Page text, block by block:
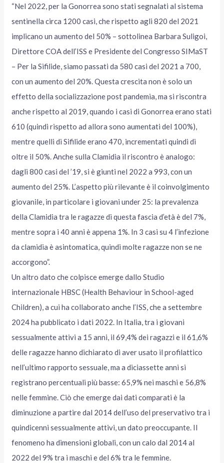
“Nel 2022, per la Gonorrea sono stati segnalati al sistema
sentinella circa 1200 casi, che rispetto agli 820 del 2021
implicano un aumento del 50% – sottolinea Barbara Suligoi,
Direttore COA dell’ISS e Presidente del Congresso SIMaST
– Per la Sifilide, siamo passati da 580 casi del 2021 a 700,
con un aumento del 20%. Questa crescita non è solo un
effetto della socializzazione post pandemia, ma si riscontra
anche rispetto al 2019, quando i casi di Gonorrea erano stati
610 (quindi rispetto ad allora sono aumentati del 100%),
mentre quelli di Sifilide erano 470, incrementati quindi di
oltre il 50%. Anche sulla Clamidia il riscontro è analogo:
dagli 800 casi del ’19, si è giunti nel 2022 a 993, con un
aumento del 25%. L’aspetto più rilevante è il coinvolgimento
giovanile, in particolare i giovani under 25: la prevalenza
della Clamidia tra le ragazze di questa fascia d’età è del 7%,
mentre sopra i 40 anni è appena 1%. In 3 casi su 4 l’infezione
da clamidia è asintomatica, quindi molte ragazze non se ne
accorgono”.
Un altro dato che colpisce emerge dallo Studio
internazionale HBSC (Health Behaviour in School-aged
Children), a cui ha collaborato anche l’ISS, che a settembre
2024 ha pubblicato i dati 2022. In Italia, tra i giovani
sessualmente attivi a 15 anni, il 69,4% dei ragazzi e il 61,6%
delle ragazze hanno dichiarato di aver usato il profilattico
nell’ultimo rapporto sessuale, ma a diciassette anni si
registrano percentuali più basse: 65,9% nei maschi e 56,8%
nelle femmine. Ciò che emerge dai dati comparati è la
diminuzione a partire dal 2014 dell’uso del preservativo tra i
quindicenni sessualmente attivi, un dato preoccupante. Il
fenomeno ha dimensioni globali, con un calo dal 2014 al
2022 del 9% tra i maschi e del 6% tra le femmine.